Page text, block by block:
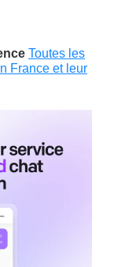
Toutes les
France et leur